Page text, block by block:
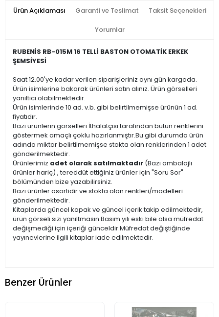
Ürün Açıklaması Garanti ve Teslimat Taksit Seçenekleri
Yorumlar
RUBENİS RB-015M 16 TELLİ BASTON OTOMATİK ERKEK
ŞEMSİYESİ
Saat 12.00'ye kadar verilen siparişleriniz aynı gün kargoda.
Ürün isimlerine bakarak ürünleri satın alınız. Ürün görselleri
yanıltıcı olabilmektedir.
Ürün isimlerinde 10 ad. v.b. gibi belirtilmemişse ürünün 1 ad.
fiyatıdır.
Bazı ürünlerin görselleri İthalatçısı tarafından bütün renklerini
göstermek amaçlı çoklu hazırlanmıştır.Bu gibi durumda ürün
adında miktar belirtilmemişse stokta olan renklerinden 1 adet
gönderilmektedir.
Ürünlerimiz adet olarak satılmaktadır (Bazı ambalajlı
ürünler hariç) , tereddüt ettiğiniz ürünler için "Soru Sor"
bölümünden bize yazabilirsiniz.
Bazı ürünler asortidir ve stokta olan renkleri/modelleri
gönderilmektedir.
Kitaplarda güncel kapak ve güncel içerik takip edilmektedir,
ürün görseli sizi yanıltmasın.Basım yılı eski bile olsa müfredat
değişmediği için içeriği günceldir.Müfredat değiştiğinde
yayınevlerine ilgili kitaplar iade edilmektedir.
Benzer Ürünler